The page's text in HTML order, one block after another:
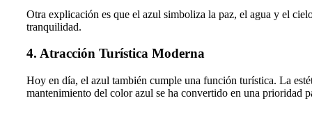
Otra explicación es que el azul simboliza la paz, el agua y el
tranquilidad.
4. Atracción Turística Moderna
Hoy en día, el azul también cumple una función turística. La
mantenimiento del color azul se ha convertido en una prioridad